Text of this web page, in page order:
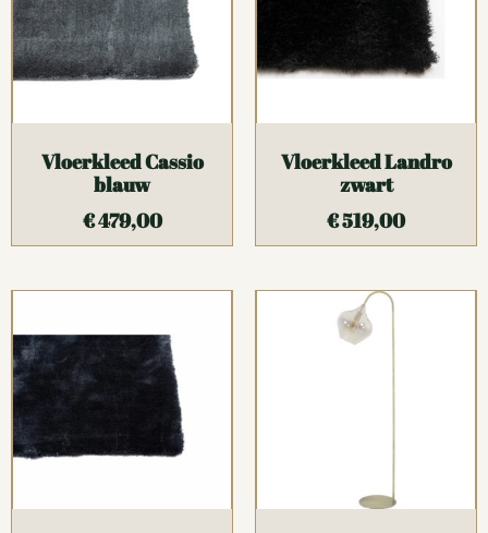
Vloerkleed Cassio
blauw
€479,00
Vloerkleed Landro
zwart
€519,00